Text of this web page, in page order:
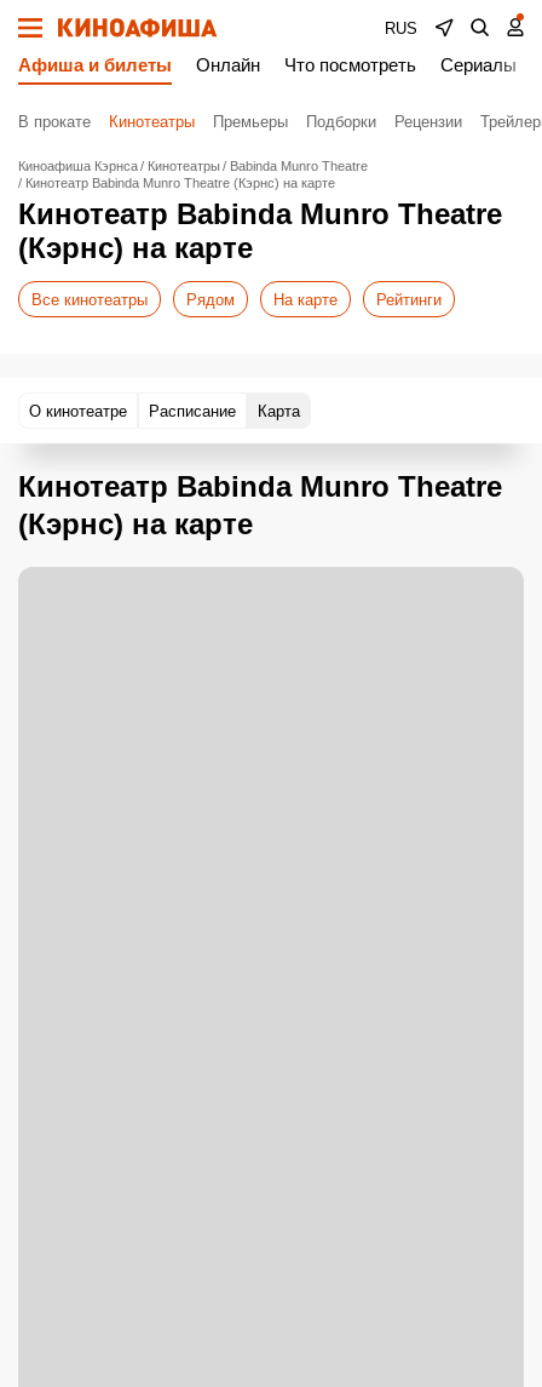
RUS
Афиша и билеты Онлайн Что посмотреть Сериалы
В прокате Кинотеатры Премьеры Подборки Рецензии
Киноафиша Кэрнса Кинотеатры
Babinda Munro Theatre
Кинотеатр Babinda Munro Theatre (Кэрнс) на карте
Кинотеатр Babinda Munro Theatre
(Кэрнс) на карте
Все кинотеатры Рядом На карте Рейтинги
О кинотеатре Расписание Карта
Кинотеатр Babinda Munro Theatre
(Кэрнс) на карте